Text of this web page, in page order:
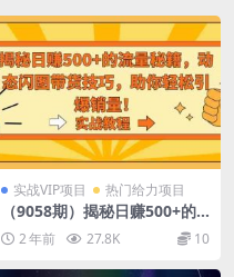
实战VIP项目 热门给力项目
（9058期）揭秘日赚500+的
流量秘籍，动态闪图带货技
巧，助你轻松引爆销量！
2 年前 27.8K 10